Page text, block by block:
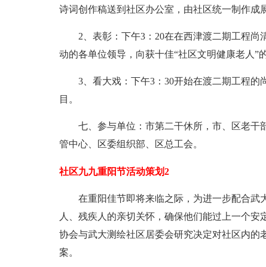
诗词创作稿送到社区办公室，由社区统一制作成
2、表彰：下午3：20在在西津渡二期工程
动的各单位领导，向获十佳“社区文明健康老人”
3、看大戏：下午3：30开始在渡二期工程
目。
七、参与单位：市第二干休所，市、区老干
管中心、区委组织部、区总工会。
社区九九重阳节活动策划2
在重阳佳节即将来临之际，为进一步配合武
人、残疾人的亲切关怀，确保他们能过上一个
协会与武大测绘社区居委会研究决定对社区内
案。